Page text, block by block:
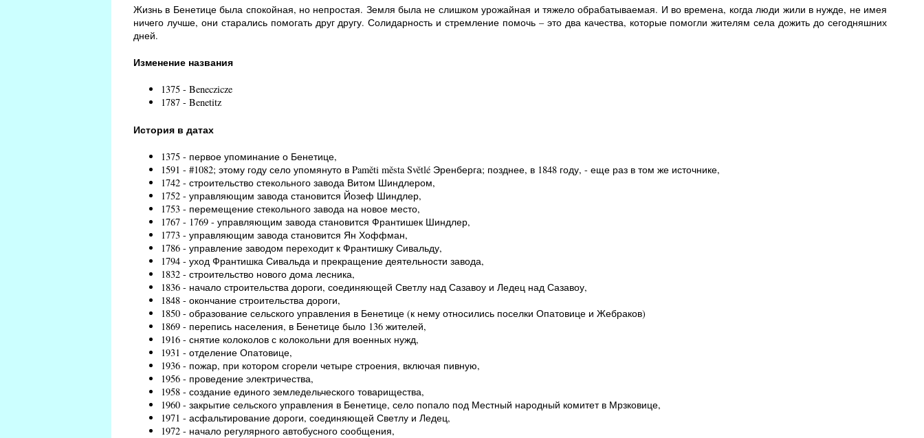
Жизнь в Бенетице была спокойная, но непростая. Земля была не слишком урожайная и тяжело обрабатываемая. И во времена, когда люди жили в нужде, не имея
ничего лучше, они старались помогать друг другу. Солидарность и стремление помочь – это два качества, которые помогли жителям села дожить до сегодняшних
дней.
Изменение названия
1375 - Beneczicze
1787 - Benetitz
История в датах
1375 - первое упоминание о Бенетице,
1591 - #1082; этому году село упомянуто в Paměti města Světlé Эренберга; позднее, в 1848 году, - еще раз в том же источнике,
1742 - строительство стекольного завода Витом Шиндлером,
1752 - управляющим завода становится Йозеф Шиндлер,
1753 - перемещение стекольного завода на новое место,
1767 - 1769 - управляющим завода становится Франтишек Шиндлер,
1773 - управляющим завода становится Ян Хоффман,
1786 - управление заводом переходит к Франтишку Сивальду,
1794 - уход Франтишка Сивальда и прекращение деятельности завода,
1832 - строительство нового дома лесника,
1836 - начало строительства дороги, соединяющей Светлу над Сазавоу и Ледец над Сазавоу,
1848 - окончание строительства дороги,
1850 - образование сельского управления в Бенетице (к нему относились поселки Опатовице и Жебраков)
1869 - перепись населения, в Бенетице было 136 жителей,
1916 - снятие колоколов с колокольни для военных нужд,
1931 - отделение Опатовице,
1936 - пожар, при котором сгорели четыре строения, включая пивную,
1956 - проведение электричества,
1958 - создание единого земледельческого товарищества,
1960 - закрытие сельского управления в Бенетице, село попало под Местный народный комитет в Мрзковице,
1971 - асфальтирование дороги, соединяющей Светлу и Ледец,
1972 - начало регулярного автобусного сообщения,